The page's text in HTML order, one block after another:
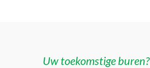
Uw toekomstige buren?